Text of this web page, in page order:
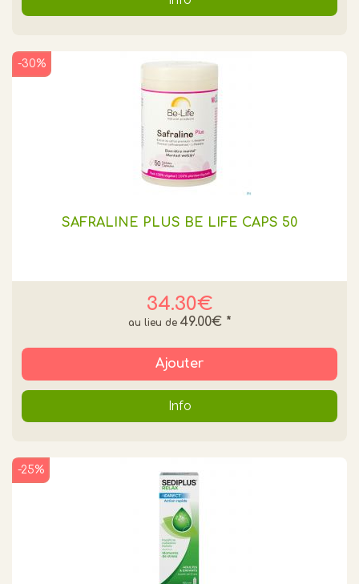
SAFRALINE PLUS BE LIFE CAPS 50
34.30€
-30%
49.00€ *
Ajouter
Info
-25%